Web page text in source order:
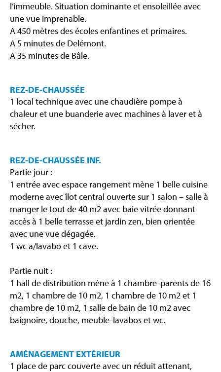
l’immeuble. Situation dominante et ensoleillée avec
une vue imprenable.
A 450 mètres des écoles enfantines et primaires.
A 5 minutes de Delémont.
A 35 minutes de Bâle.
REZ-DE-CHAUSSÉE
1 local technique avec une chaudière pompe à
chaleur et une buanderie avec machines à laver et à
sécher.
REZ-DE-CHAUSSÉE INF.
Partie jour :
1 entrée avec espace rangement mène 1 belle cuisine
moderne avec îlot central ouverte sur 1 salon – salle à
manger le tout de 40 m2 avec baie vitrée donnant
accès à 1 belle terrasse et jardin zen, bien orientée
avec une vue dégagée.
1 wc a/lavabo et 1 cave.
Partie nuit :
1 hall de distribution mène à 1 chambre-parents de 16
m2, 1 chambre de 10 m2, 1 chambre de 10 m2 et 1
chambre de 10 m2, 1 salle de bain de 10 m2 avec
baignoire, douche, meuble-lavabos et wc.
AMÉNAGEMENT EXTÉRIEUR
1 place de parc couverte avec un réduit attenant,